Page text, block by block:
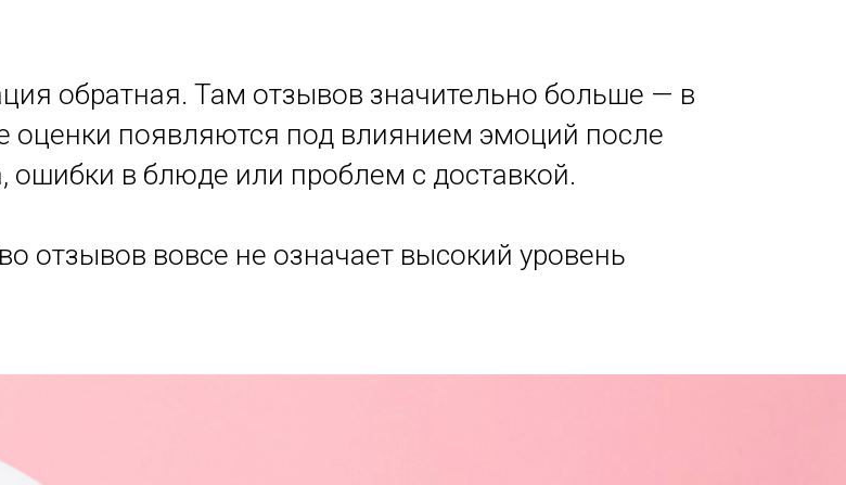
обратная. Там отзывов значительно больше — в
оценки появляются под влиянием эмоций после
ошибки в блюде или проблем с доставкой.
отзывов вовсе не означает высокий уровень